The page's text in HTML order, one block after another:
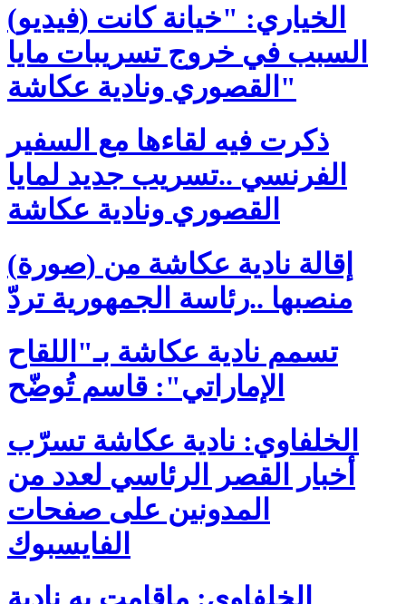
(فيديو) الخياري: "خيانة كانت
السبب في خروج تسريبات مايا
القصوري ونادية عكاشة"
ذكرت فيه لقاءها مع السفير
الفرنسي ..تسريب جديد لمايا
القصوري ونادية عكاشة
(صورة) إقالة نادية عكاشة من
منصبها ..رئاسة الجمهورية تردّ
تسمم نادية عكاشة بـ"اللقاح
الإماراتي": قاسم تُوضّح
الخلفاوي: نادية عكاشة تسرّب
أخبار القصر الرئاسي لعدد من
المدونين على صفحات
الفايسبوك